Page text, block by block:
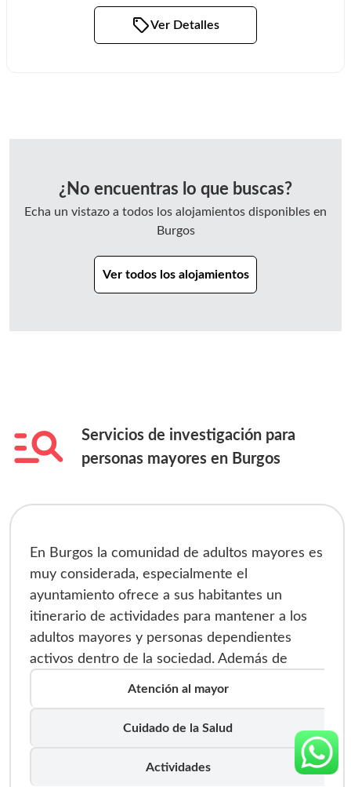
Ver Detalles
¿No encuentras lo que buscas?
Echa un vistazo a todos los alojamientos disponibles en
Burgos
Ver todos los alojamientos
Servicios de investigación para
personas mayores en Burgos
Atención al mayor
Cuidado de la Salud
Actividades
En Burgos la comunidad de adultos mayores es
muy considerada, especialmente el
ayuntamiento ofrece a sus habitantes un
itinerario de actividades para mantener a los
adultos mayores y personas dependientes
activos dentro de la sociedad. Además de
manualidades para contribuir al mantenimiento
de sus funciones, y su calidad de vida. En la
página web del ayuntamiento se puede
conocer toda la información acerca del Plan